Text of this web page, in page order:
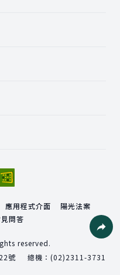
應用程式介面
陽光法案
問答
reserved.
號 總機： (02)2311-3731